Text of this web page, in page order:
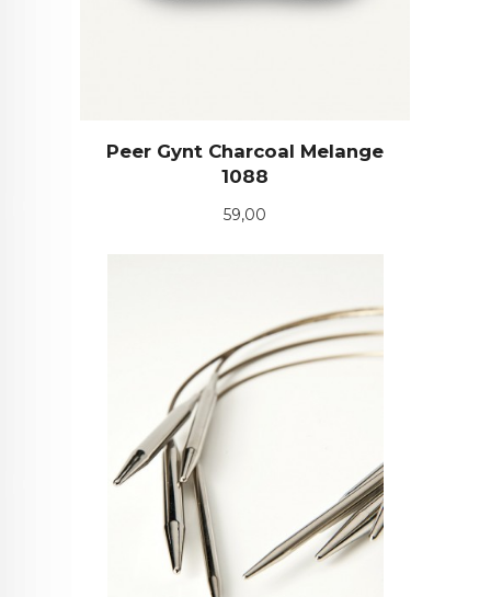
Peer Gynt Charcoal Melange
1088
Pris
59,00